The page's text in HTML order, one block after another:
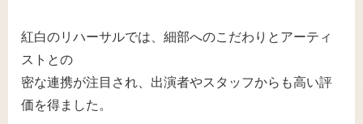
紅白のリハーサルでは、細部へのこだわりとアーティ
ストとの
密な連携が注目され、出演者やスタッフからも高い評
価を得ました。